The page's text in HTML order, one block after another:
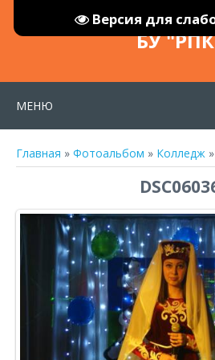
Версия для
БУ
МЕНЮ
Главная » Фотоальбом » Колледж »